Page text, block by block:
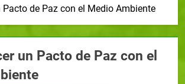
Pacto de Paz con el Medio Ambiente
un Pacto de Paz con el